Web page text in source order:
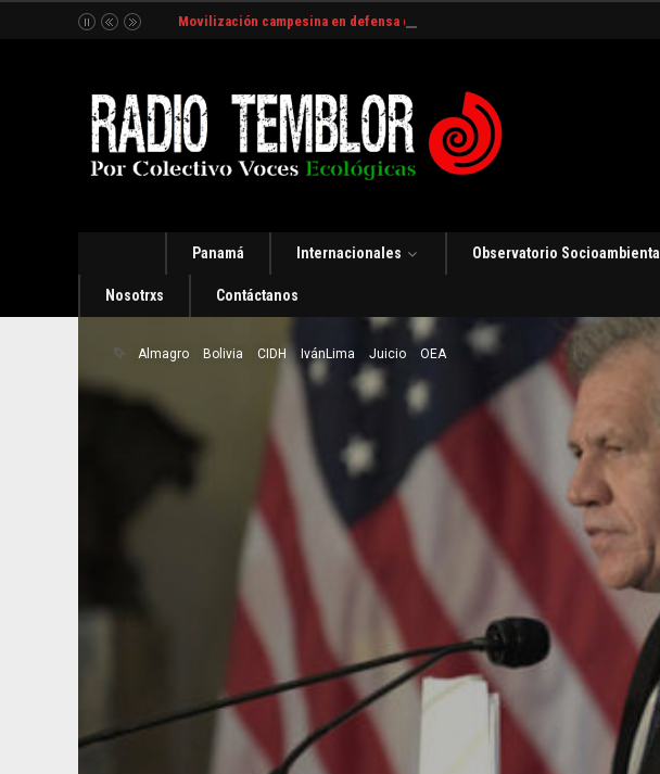
Movilización campesina en defensa del Río Indio en Panamá [Audio]
Panamá Internacionales Observatorio Socioambiental
Nosotrxs Contáctanos
Almagro Bolivia CIDH IvánLima Juicio OEA